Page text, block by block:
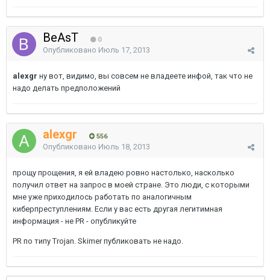
BeAsT 0
Опубликовано Июль 17, 2013
alexgr ну вот, видимо, вы совсем не владеете инфой, так что не
надо делать предположений
alexgr 556
Опубликовано Июль 18, 2013
прощу прощения, я ей владею ровно настолько, насколько
получил ответ на запрос в моей стране. Это люди, с которыми
мне уже приходилось работать по аналогичным
киберпреступлениям. Если у вас есть другая легитимная
информация - не PR - опубликуйте
PR по типу Trojan. Skimer публиковать не надо.